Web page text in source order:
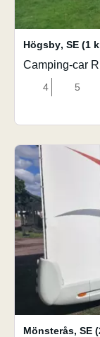
Högsby, SE (1
Camping-car
4 5
Mönsterås, SE